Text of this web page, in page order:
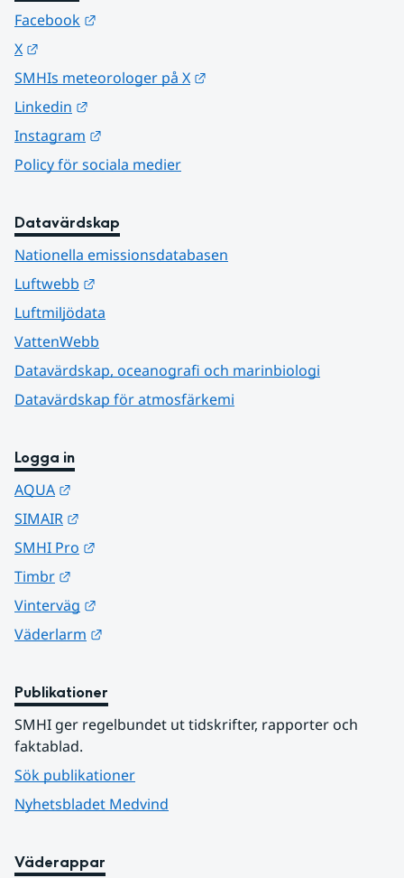
Facebook
X
SMHIs meteorologer på X
Linkedin
Instagram
Policy för sociala medier
Datavärdskap
Nationella emissionsdatabasen
Luftwebb
Luftmiljödata
VattenWebb
Datavärdskap, oceanografi och marinbiologi
Datavärdskap för atmosfärkemi
Logga in
AQUA
SIMAIR
SMHI Pro
Timbr
Vinterväg
Väderlarm
Publikationer
SMHI ger regelbundet ut tidskrifter, rapporter och
faktablad.
Sök publikationer
Nyhetsbladet Medvind
Väderappar